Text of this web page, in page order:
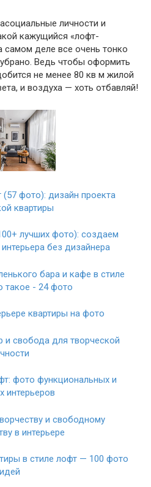
личности и
кажущийся «лофт-
деле все очень тонко
Ведь чтобы оформить
не менее 80 кв м жилой
и воздуха — хоть отбавляй!